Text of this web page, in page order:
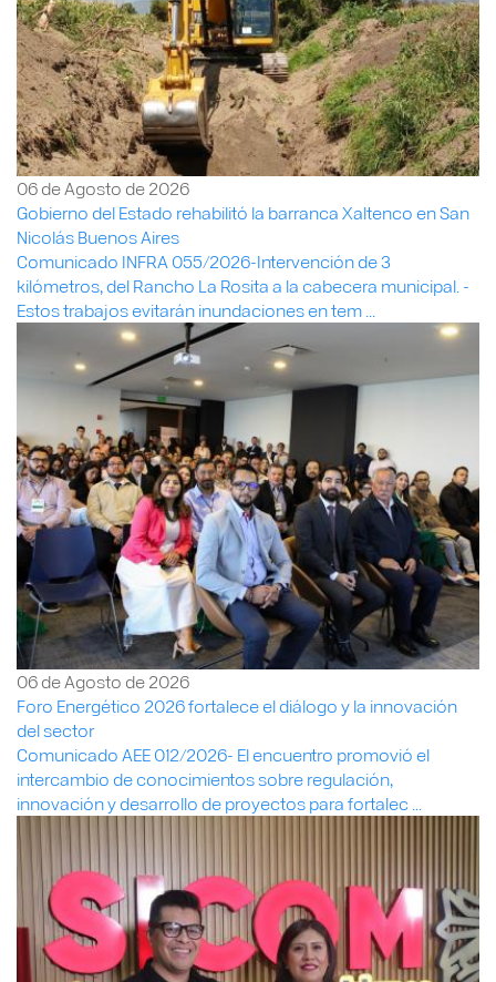
06 de Agosto de 2026
Gobierno del Estado rehabilitó la barranca Xaltenco en San
Nicolás Buenos Aires
Comunicado INFRA 055/2026-Intervención de 3
kilómetros, del Rancho La Rosita a la cabecera municipal. -
Estos trabajos evitarán inundaciones en tem ...
06 de Agosto de 2026
Foro Energético 2026 fortalece el diálogo y la innovación
del sector
Comunicado AEE 012/2026- El encuentro promovió el
intercambio de conocimientos sobre regulación,
innovación y desarrollo de proyectos para fortalec ...